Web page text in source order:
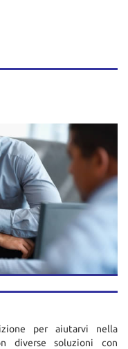
per aiutarvi nella
diverse soluzioni con